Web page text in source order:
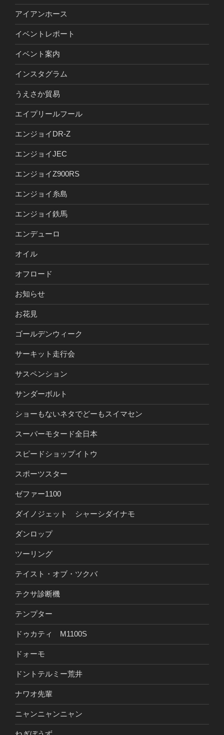
アイアンホース
イベントレポート
イベント案内
インスタグラム
うえさか貿易
エイプリールフール
エンジョイDR-Z
エンジョイJEC
エンジョイZ900RS
エンジョイ糸島
エンジョイ鉄馬
エンデューロ
オイル
オフロード
お知らせ
お花見
ゴールデンウィーク
サーキット走行会
サスペンション
サンダーボルト
ショーもないネタでどーもスイマセン
スーパーモタード全日本
スピードショップイトウ
スポーツスター
ゼファー1100
ダイノジェット シャーシダイナモ
ダンロップ
ツーリング
テイスト・オブ・ツクバ
テクサ診断機
テンプター
ドゥカティ M1100S
ドォーモ
ドントテルミー荒井
ナワオ先輩
ニャンニャンニャン